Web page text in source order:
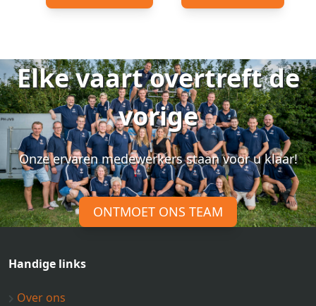
Elke vaart overtreft de
vorige
Onze ervaren medewerkers staan voor u klaar!
ONTMOET ONS TEAM
Handige links
Over ons